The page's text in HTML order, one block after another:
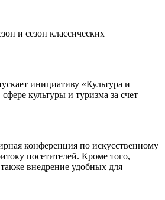
и сезон классических
инициативу «Культура и
культуры и туризма за счет
конференция по искусственному
посетителей. Кроме того,
внедрение удобных для